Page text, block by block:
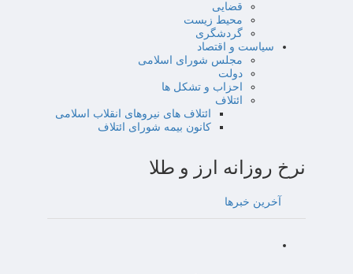
قضایی
محیط زیست
گردشگری
سیاست و اقتصاد
مجلس شورای اسلامی
دولت
احزاب و تشکل ها
ائتلاف
ائتلاف های نیروهای انقلاب اسلامی
کانون بیمه شورای ائتلاف
نرخ روزانه ارز و طلا
آخرین خبرها